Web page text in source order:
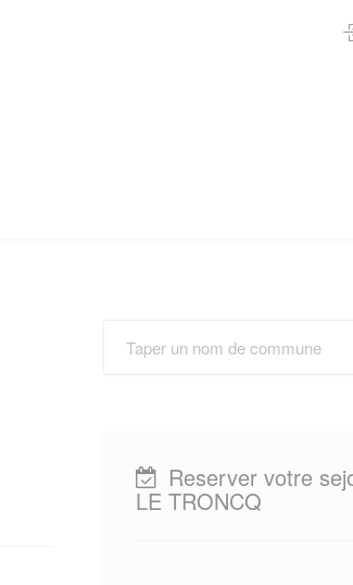
Reserver votre
LE TRONCQ